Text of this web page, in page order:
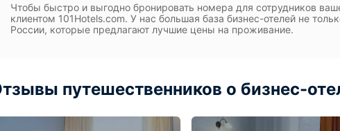
Чтобы быстро и выгодно бронировать номера для сотрудников
клиентом 101Hotels.com. У нас большая база бизнес-отелей не
России, которые предлагают лучшие цены на проживание.
путешественников о бизнес-